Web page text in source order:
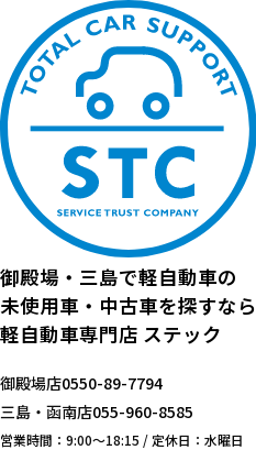
御殿場・三島で軽自動車の
未使用車・中古車を探すなら
軽自動車専門店 ステック
御殿場店0550-89-7794
三島・函南店055-960-8585
営業時間：9:00～18:15 / 定休日：水曜日